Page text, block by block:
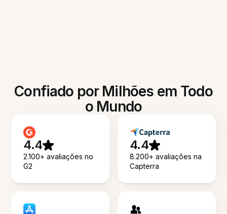
Confiado por Milhões em Todo
o Mundo
4.4
2.100+ avaliações no
G2
4.4
8.200+ avaliações na
Capterra